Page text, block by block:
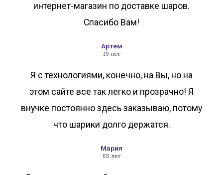
интернет-магазин по доставке шаров.
Спасибо Вам!
Артем
19 лет
Я с технологиями, конечно, на Вы, но на
этом сайте все так легко и прозрачно! Я
внучке постоянно здесь заказываю, потому
что шарики долго держатся.
Мария
55 лет